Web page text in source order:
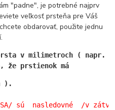
"padne", je potrebné najprv
veľkosť prsteňa pre Váš
obdarovať, použite jednu
v milimetroch ( napr.
že prstienok má
).
sú  nasledovné  /v